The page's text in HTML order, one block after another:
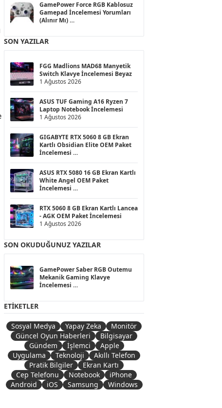
GamePower Force RGB Kablosuz
Gamepad İncelemesi Yorumları
(Alınır Mı)
SON YAZILAR
FGG Madlions MAD68 Manyetik
Switch Klavye İncelemesi Beyaz
1 Ağustos 2026
ASUS TUF Gaming A16 Ryzen 7
Laptop Notebook İncelemesi
1 Ağustos 2026
GIGABYTE RTX 5060 8 GB Ekran
Kartlı Obsidian Elite OEM Paket
İncelemesi
ASUS RTX 5080 16 GB Ekran Kartlı
White Angel OEM Paket
İncelemesi
RTX 5060 8 GB Ekran Kartlı Lancea
- AGK OEM Paket İncelemesi
1 Ağustos 2026
SON OKUDUĞUNUZ YAZILAR
GamePower Saber RGB Outemu
Mekanik Gaming Klavye
İncelemesi
ETIKETLER
Sosyal Medya Yapay Zeka
Monitör
Güncel Oyun Haberleri
Bilgisayar
Gündem
İşlemci
Apple
Uygulama
Teknoloji
Akıllı Telefon
Pratik Bilgiler
Ekran Kartı
Cep Telefonu
Notebook
iPhone
Android
iOS Samsung Windows